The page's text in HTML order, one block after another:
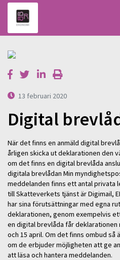
13 februari 2020
Digital
När det finns en anmäld digital
årligen skicka ut deklarationen den
om det finns en digital brevlåda
digitala brevlådan Min
meddelanden finns ett antal privata
till Skatteverkets tjänst är Digimail,
har sina förutsättningar med egna
deklarationen, genom exempelvis
en digital brevlåda får deklarationen
och 15 april. Om det finns ombud
om de erbjuder möjligheten att ge
att läsa och hantera meddelanden.